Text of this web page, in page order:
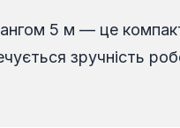
5 м — це
зручність